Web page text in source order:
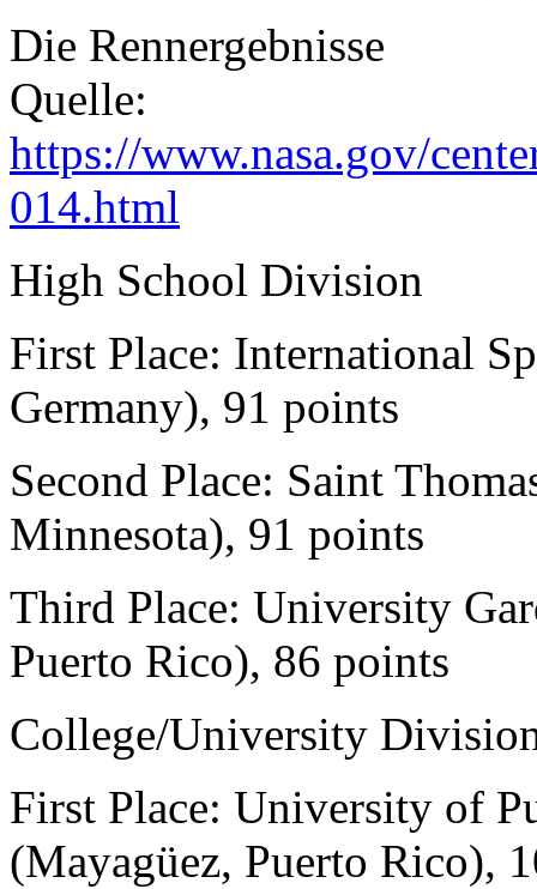
Die Rennergebnisse
Quelle:
https://www.nasa.gov/
014.html
High School Division
First Place: International
Germany), 91 points
Second Place: Saint
Minnesota), 91 points
Third Place: University
Puerto Rico), 86 points
College/University
First Place: University of
(Mayagüez, Puerto Rico),